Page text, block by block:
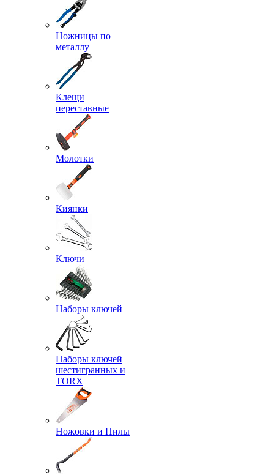
Ножницы по
металлу
Клещи
переставные
Молотки
Киянки
Ключи
Наборы ключей
Наборы ключей
шестигранных и
TORX
Ножовки и Пилы